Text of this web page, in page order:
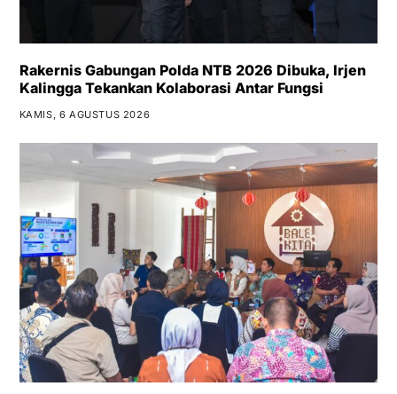
Rakernis Gabungan Polda NTB 2026 Dibuka, Irjen
Kalingga Tekankan Kolaborasi Antar Fungsi
KAMIS, 6 AGUSTUS 2026